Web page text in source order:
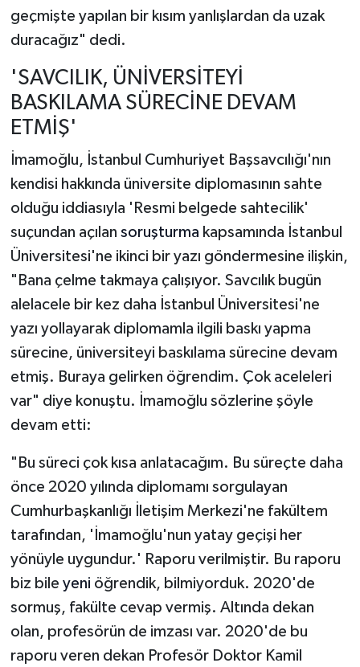
geçmişte yapılan bir kısım yanlışlardan da uzak
duracağız" dedi.
'SAVCILIK, ÜNİVERSİTEYİ
BASKILAMA SÜRECİNE DEVAM
ETMİŞ'
İmamoğlu, İstanbul Cumhuriyet Başsavcılığı'nın
kendisi hakkında üniversite diplomasının sahte
olduğu iddiasıyla 'Resmi belgede sahtecilik'
suçundan açılan soruşturma kapsamında İstanbul
Üniversitesi'ne ikinci bir yazı göndermesine ilişkin,
"Bana çelme takmaya çalışıyor. Savcılık bugün
alelacele bir kez daha İstanbul Üniversitesi'ne
yazı yollayarak diplomamla ilgili baskı yapma
sürecine, üniversiteyi baskılama sürecine devam
etmiş. Buraya gelirken öğrendim. Çok aceleleri
var" diye konuştu. İmamoğlu sözlerine şöyle
devam etti:
"Bu süreci çok kısa anlatacağım. Bu süreçte daha
önce 2020 yılında diplomamı sorgulayan
Cumhurbaşkanlığı İletişim Merkezi'ne fakültem
tarafından, 'İmamoğlu'nun yatay geçişi her
yönüyle uygundur.' Raporu verilmiştir. Bu raporu
biz bile yeni öğrendik, bilmiyorduk. 2020'de
sormuş, fakülte cevap vermiş. Altında dekan
olan, profesörün de imzası var. 2020'de bu
raporu veren dekan Profesör Doktor Kamil